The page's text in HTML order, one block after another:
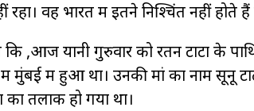
वह भारत में इतने निश्चिंत नहीं होते
यानी गुरुवार को रतन टाटा के
मुंबई में हुआ था। उनकी मां का नाम सूनू
तलाक हो गया था।